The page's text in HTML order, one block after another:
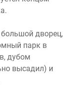
большой дворец,
парк в
дубом
высадил) и